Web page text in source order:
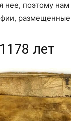
нее, поэтому
лет